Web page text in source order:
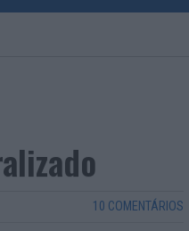
10 COMENTÁRIOS